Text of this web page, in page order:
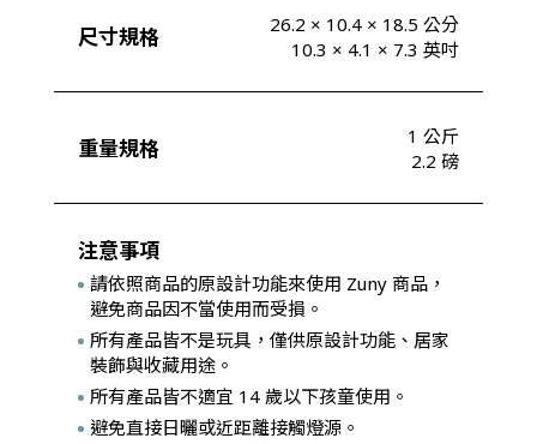
尺寸規格
26.2 × 10.4 × 18.5 公分
10.3 × 4.1 × 7.3 英吋
重量規格
1 公斤
2.2 磅
注意事項
請依照商品的原設計功能來使用 Zuny 商品，
避免商品因不當使用而受損。
所有產品皆不是玩具，僅供原設計功能、居家
裝飾與收藏用途。
所有產品皆不適宜 14 歲以下孩童使用。
避免直接日曬或近距離接觸燈源。